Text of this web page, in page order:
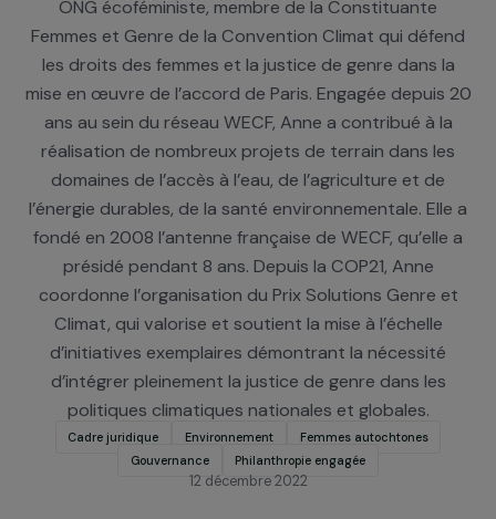
réseau WECF - Women Engage for a Common
ONG écoféministe, membre de la Constituante
Femmes et Genre de la Convention Climat qui
les droits des femmes et la justice de genre dans
mise en œuvre de l’accord de Paris. Engagée
ans au sein du réseau WECF, Anne a contribué à
réalisation de nombreux projets de terrain dans
domaines de l’accès à l’eau, de l’agriculture et de
l’énergie durables, de la santé environnementale.
fondé en 2008 l’antenne française de WECF,
présidé pendant 8 ans. Depuis la COP21, Anne
coordonne l’organisation du Prix Solutions Genre
Climat, qui valorise et soutient la mise à l’échelle
d’initiatives exemplaires démontrant la nécessité
d’intégrer pleinement la justice de genre dans les